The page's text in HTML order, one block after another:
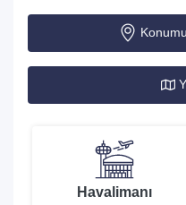
Havalimanı